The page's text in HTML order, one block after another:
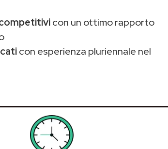
con un ottimo rapporto
con esperienza pluriennale nel